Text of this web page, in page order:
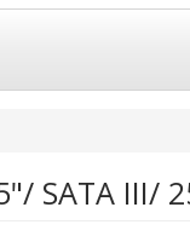
SATA III/